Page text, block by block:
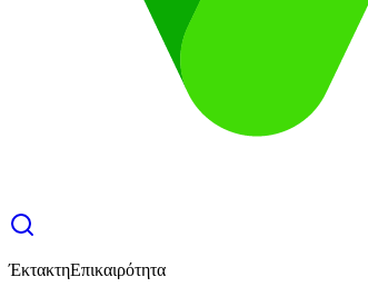
ΈκτακτηΕπικαιρότητα